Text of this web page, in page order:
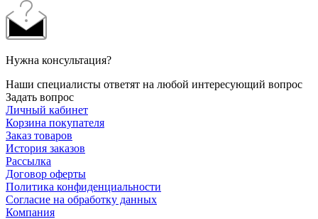
Нужна консультация?
Наши специалисты ответят на любой интересующий вопрос
Задать вопрос
Личный кабинет
Корзина покупателя
Заказ товаров
История заказов
Рассылка
Договор оферты
Политика конфиденциальности
Согласие на обработку данных
Компания